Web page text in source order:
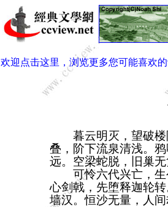
欢迎点击这里，浏览更多您可能喜欢
暮云明灭，望破楼
叠，阶下流泉清浅。
远。空梁蛇脱，旧巢
可怜六代兴亡，生
心剑戟，先堕释迦轮
墙汉。恒沙无量，人